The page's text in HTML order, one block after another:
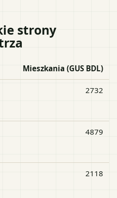
strony
Mieszkania (GUS BDL)
2732
4879
2118